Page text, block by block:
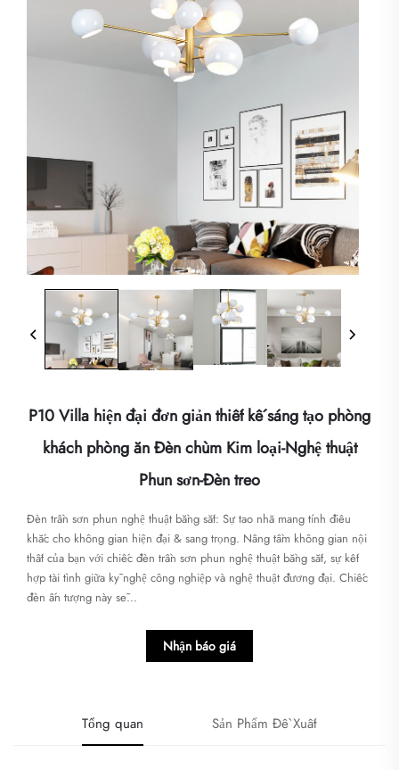
P10 Villa hiện đại đơn giản thiết kế sáng tạo phòng
khách phòng ăn Đèn chùm Kim loại-Nghệ thuật
Phun sơn-Đèn treo
​​Đèn trần sơn phun nghệ thuật bằng sắt: Sự tao nhã mang tính điêu
khắc cho không gian hiện đại & sang trọng. Nâng tầm không gian nội
thất của bạn với chiếc ​​đèn trần sơn phun nghệ thuật bằng sắt​​, sự kết
hợp tài tình giữa kỹ nghệ công nghiệp và nghệ thuật đương đại. Chiếc
đèn ấn tượng này sẽ...
Nhận báo giá
Tổng quan Sản Phẩm Đề Xuất